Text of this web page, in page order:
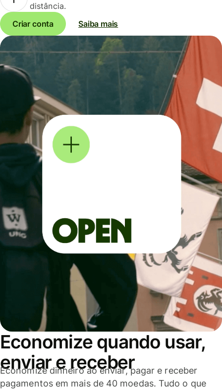
distância.
Criar conta
Saiba mais
Economize quando usar,
enviar e receber
Economize dinheiro ao enviar, pagar e receber
pagamentos em mais de 40 moedas. Tudo o que